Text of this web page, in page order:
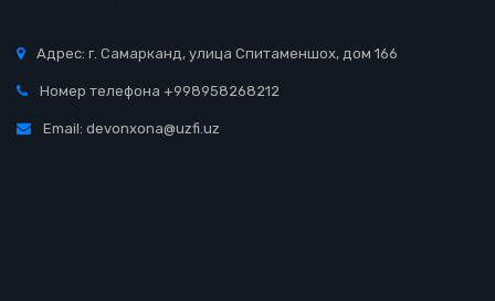
Адрес: г. Самарканд, улица Спитаменшох, дом 166
Номер телефона +998958268212
Email: devonxona@uzfi.uz